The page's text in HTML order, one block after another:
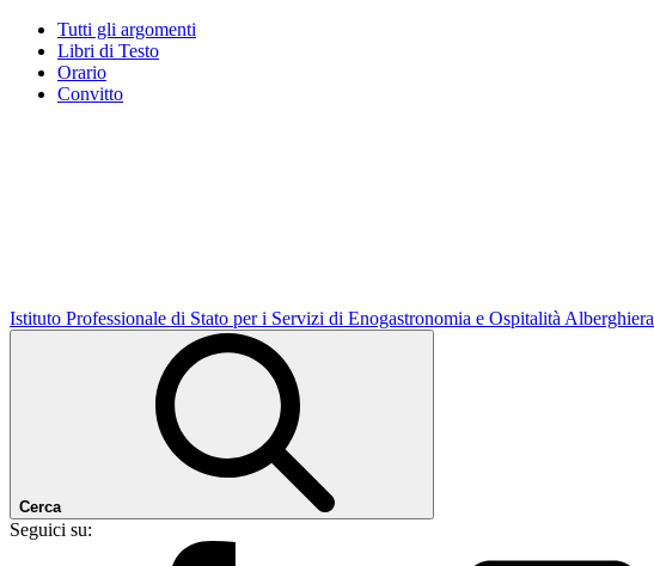
Tutti gli argomenti
Libri di Testo
Orario
Convitto
Istituto Professionale di Stato per i Servizi di Enogastronomia e Ospitalità Alberghiera
Cerca
Seguici su: